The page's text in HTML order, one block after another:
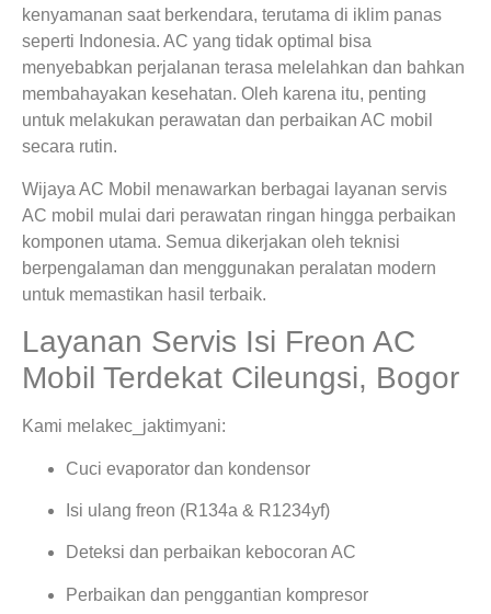
kenyamanan saat berkendara, terutama di iklim panas
seperti Indonesia. AC yang tidak optimal bisa
menyebabkan perjalanan terasa melelahkan dan bahkan
membahayakan kesehatan. Oleh karena itu, penting
untuk melakukan perawatan dan perbaikan AC mobil
secara rutin.
Wijaya AC Mobil menawarkan berbagai layanan servis
AC mobil mulai dari perawatan ringan hingga perbaikan
komponen utama. Semua dikerjakan oleh teknisi
berpengalaman dan menggunakan peralatan modern
untuk memastikan hasil terbaik.
Layanan Servis Isi Freon AC
Mobil Terdekat Cileungsi, Bogor
Kami melakec_jaktimyani:
Cuci evaporator dan kondensor
Isi ulang freon (R134a & R1234yf)
Deteksi dan perbaikan kebocoran AC
Perbaikan dan penggantian kompresor